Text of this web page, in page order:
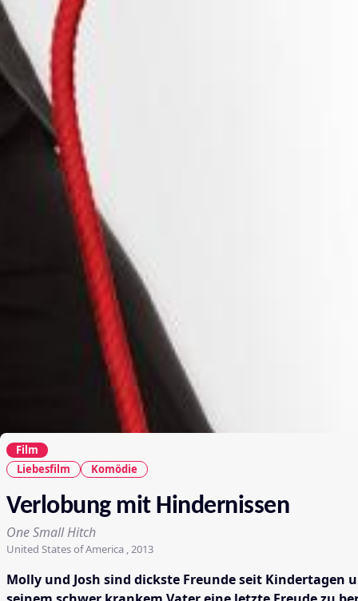
Film
Liebesfilm
Komödie
Verlobung mit Hindernissen
One Small Hitch
United States of America , 2013
Molly und Josh sind dickste Freunde seit